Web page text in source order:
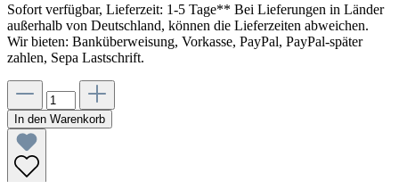
Sofort verfügbar, Lieferzeit: 1-5 Tage** Bei Lieferungen in Länder
außerhalb von Deutschland, können die Lieferzeiten abweichen.
Wir bieten: Banküberweisung, Vorkasse, PayPal, PayPal-später
zahlen, Sepa Lastschrift.
In den Warenkorb